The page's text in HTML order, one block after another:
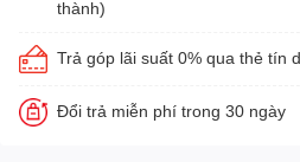
thành)
Trả góp lãi suất 0% qua thẻ tín
Đổi trả miễn phí trong 30 ngày